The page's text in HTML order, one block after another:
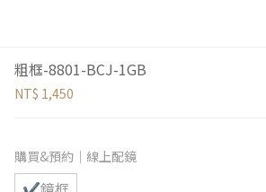
粗框-8801-BCJ-1GB
NT$ 1,450
購買&預約｜線上配鏡